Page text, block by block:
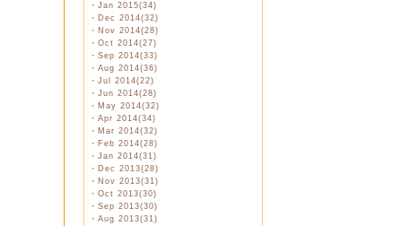
・ Jan 2015(34)
・ Dec 2014(32)
・ Nov 2014(28)
・ Oct 2014(27)
・ Sep 2014(33)
・ Aug 2014(36)
・ Jul 2014(22)
・ Jun 2014(28)
・ May 2014(32)
・ Apr 2014(34)
・ Mar 2014(32)
・ Feb 2014(28)
・ Jan 2014(31)
・ Dec 2013(28)
・ Nov 2013(31)
・ Oct 2013(30)
・ Sep 2013(30)
・ Aug 2013(31)